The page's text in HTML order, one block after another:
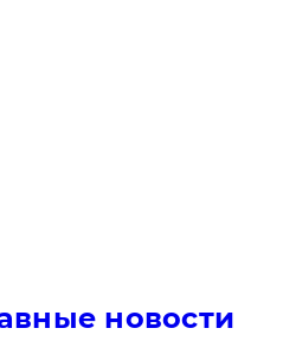
новости